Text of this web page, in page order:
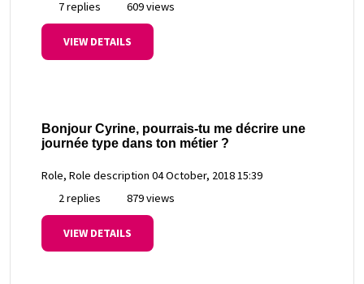
7 replies
609 views
VIEW DETAILS
Bonjour Cyrine, pourrais-tu me décrire une
journée type dans ton métier ?
Role, Role description 04 October, 2018 15:39
2 replies
879 views
VIEW DETAILS